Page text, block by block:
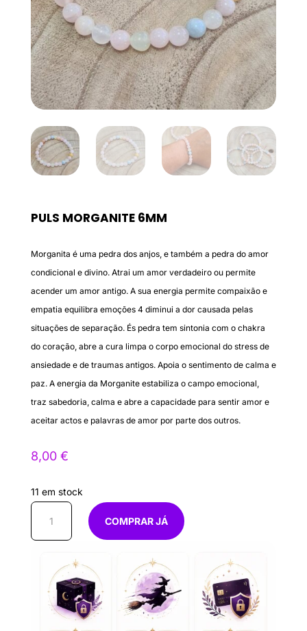
PULS MORGANITE 6MM
Morganita é uma pedra dos anjos, e também a pedra do amor
condicional e divino. Atrai um amor verdadeiro ou permite
acender um amor antigo. A sua energia permite compaixão e
empatia equilibra emoções 4 diminui a dor causada pelas
situações de separação. És pedra tem sintonia com o chakra
do coração, abre a cura limpa o corpo emocional do stress de
ansiedade e de traumas antigos. Apoia o sentimento de calma e
paz. A energia da Morganite estabiliza o campo emocional,
traz sabedoria, calma e abre a capacidade para sentir amor e
aceitar actos e palavras de amor por parte dos outros.
8,00 €
11 em stock
Quantidade
Morganite
6mm
COMPRAR JÁ